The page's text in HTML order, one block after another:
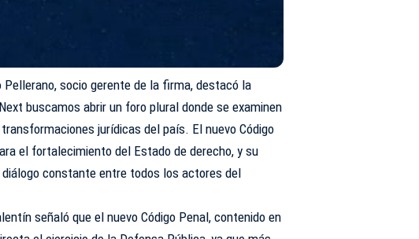
Pellerano, socio gerente de la firma, destacó la
buscamos abrir un foro plural donde se examinen
jurídicas del país. El nuevo Código
el fortalecimiento del Estado de derecho, y su
constante entre todos los actores del
señaló que el nuevo Código Penal, contenido en